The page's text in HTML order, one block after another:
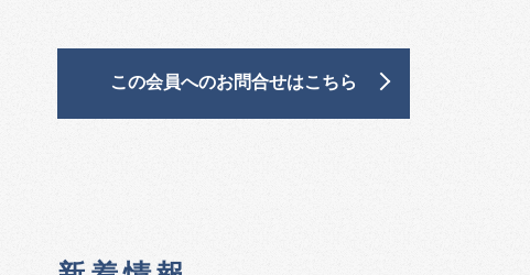
この会員へのお問合せはこちら